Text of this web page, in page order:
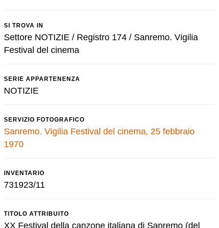
SI TROVA IN
Settore NOTIZIE / Registro 174 / Sanremo. Vigilia
Festival del cinema
SERIE APPARTENENZA
NOTIZIE
SERVIZIO FOTOGRAFICO
Sanremo. Vigilia Festival del cinema, 25 febbraio
1970
INVENTARIO
731923/11
TITOLO ATTRIBUITO
XX Festival della canzone italiana di Sanremo (del